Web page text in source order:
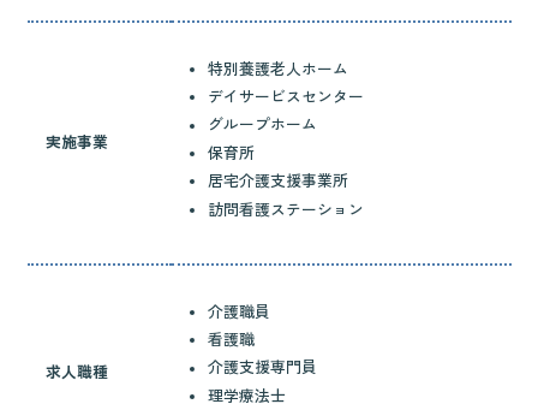
実施事業
特別養護老人ホーム
デイサービスセンター
グループホーム
保育所
居宅介護支援事業所
訪問看護ステーション
求人職種
介護職員
看護職
介護支援専門員
理学療法士